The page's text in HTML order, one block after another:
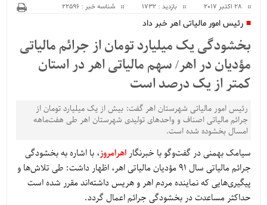
بازدید : 1732 شناسه خبر : 22596
رئیس امور مالیاتی اهر خبر داد
بخشودگی یک میلیارد تومان از جرائم مالیاتی
مؤدیان در اهر/ سهم مالیاتی اهر در استان
کمتر از یک درصد است
رئیس امور مالیاتی شهرستان اهر گفت: بیش از یک میلیارد تومان از
جرائم مالیاتی اصناف و واحدهای تولیدی شهرستان اهر طی هفت‌ماهه
امسال بخشوده شده است.
سیامک بهمنی در گفت‌وگو با خبرنگاراهرامروز، با اشاره به بخشودگی
جرائم مالیاتی سال ۹۱ مؤدیان مالیاتی اهر، اظهار داشت: طی تلاش‌ها و
پیگیری‌هایی که نماینده مردم اهر و هریس داشته‌اند مقرر شده است
حداکثر مساعدت در بخشودگی جرائم اعمال گردد.